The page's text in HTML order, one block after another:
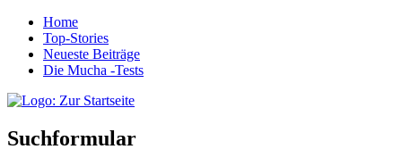
Home
Top-Stories
Neueste Beiträge
Die Mucha -Tests
Suchformular